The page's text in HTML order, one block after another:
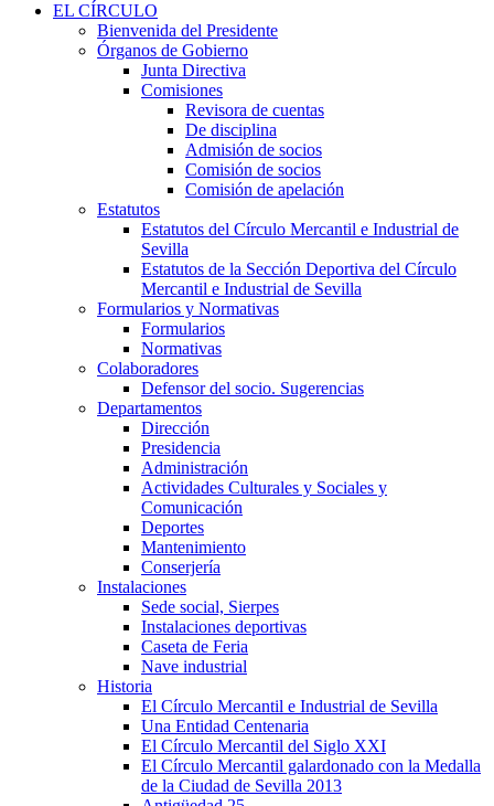
EL CÍRCULO
Bienvenida del Presidente
Órganos de Gobierno
Junta Directiva
Comisiones
Revisora de cuentas
De disciplina
Admisión de socios
Comisión de socios
Comisión de apelación
Estatutos
Estatutos del Círculo Mercantil e Industrial de
Sevilla
Estatutos de la Sección Deportiva del Círculo
Mercantil e Industrial de Sevilla
Formularios y Normativas
Formularios
Normativas
Colaboradores
Defensor del socio. Sugerencias
Departamentos
Dirección
Presidencia
Administración
Actividades Culturales y Sociales y
Comunicación
Deportes
Mantenimiento
Conserjería
Instalaciones
Sede social, Sierpes
Instalaciones deportivas
Caseta de Feria
Nave industrial
Historia
El Círculo Mercantil e Industrial de Sevilla
Una Entidad Centenaria
El Círculo Mercantil del Siglo XXI
El Círculo Mercantil galardonado con la Medalla
de la Ciudad de Sevilla 2013